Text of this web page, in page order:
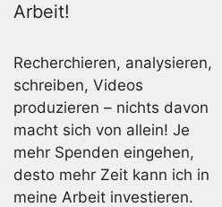
Arbeit!
Recherchieren, analysieren,
schreiben, Videos
produzieren – nichts davon
macht sich von allein! Je
mehr Spenden eingehen,
desto mehr Zeit kann ich in
meine Arbeit investieren.